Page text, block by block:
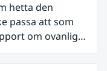
hetta den
passa att som
om ovanligt